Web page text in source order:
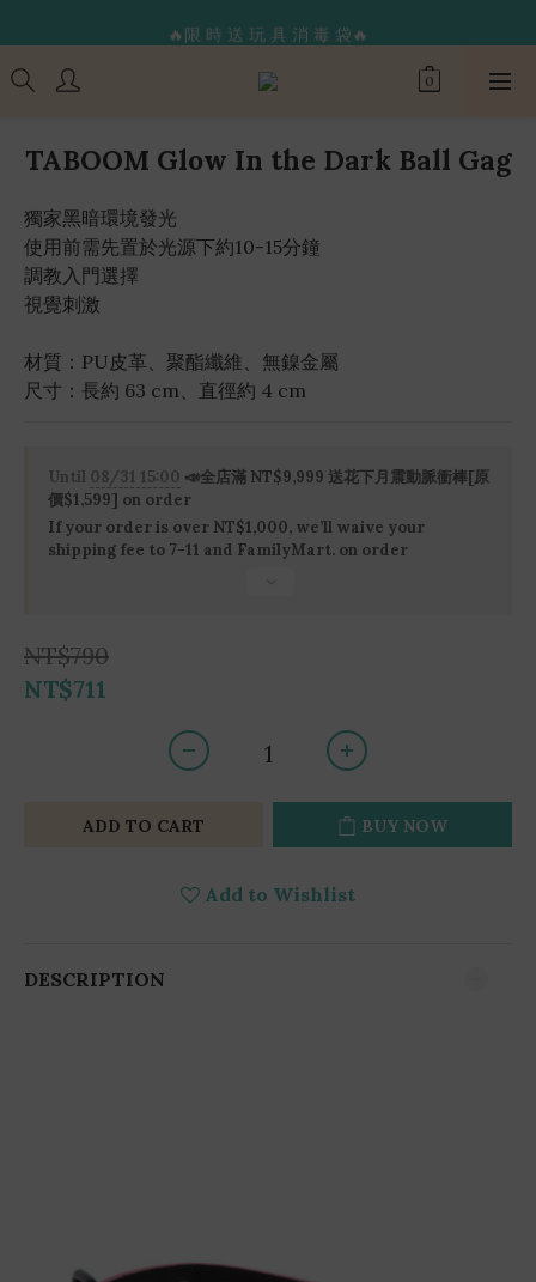
🔥限 時 送 玩 具 消 毒 袋🔥
🔥限 時 送 玩 具 消 毒 袋🔥
🌟365 天 全 年 無 休 天 天 出 貨🌟
🔥限 時 送 玩 具 消 毒 袋🔥
TABOOM Glow In the Dark Ball Gag
獨家黑暗環境發光
使用前需先置於光源下約10-15分鐘
調教入門選擇
視覺刺激
材質：PU皮革、聚酯纖維、無鎳金屬
尺寸：長約 63 cm、直徑約 4 cm
Until 08/31 15:00 📣全店滿 NT$9,999 送花下月震動脈衝棒[原
價$1,599] on order
If your order is over NT$1,000, we’ll waive your
shipping fee to 7-11 and FamilyMart. on order
NT$790
NT$711
ADD TO CART BUY NOW
Add to Wishlist
DESCRIPTION